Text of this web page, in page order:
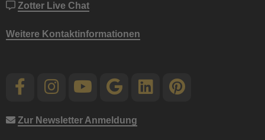
Zotter Live Chat
Weitere Kontaktinformationen
Zur Newsletter Anmeldung